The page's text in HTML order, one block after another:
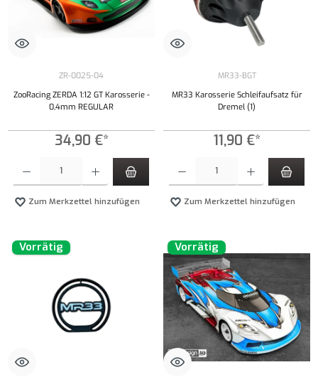
ZR-0025-04
ZooRacing ZERDA 1:12 GT Karosserie -
0,4mm REGULAR
34,90 €*
Zum Merkzettel hinzufügen
MR33-BGT
MR33 Karosserie Schleifaufsatz für
Dremel (1)
11,90 €*
Zum Merkzettel hinzufügen
Vorrätig Vorrätig